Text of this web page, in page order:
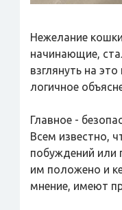
Нежелание
начинающие,
взглянуть на
логичное
Главное -
Всем известно,
побуждений или
им положено и
мнение, имеют